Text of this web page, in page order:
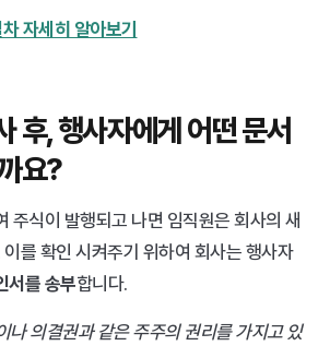
자세히 알아보기
후, 행사자에게 어떤 문서
요?
주식이 발행되고 나면 임직원은 회사의 새
를 확인 시켜주기 위하여 회사는 행사자
서를 송부합니다.
나 의결권과 같은 주주의 권리를 가지고 있